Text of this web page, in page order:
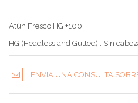
Atún Fresco HG +100
HG (Headless and Gutted) : Sin
ENVIA UNA CONSULTA